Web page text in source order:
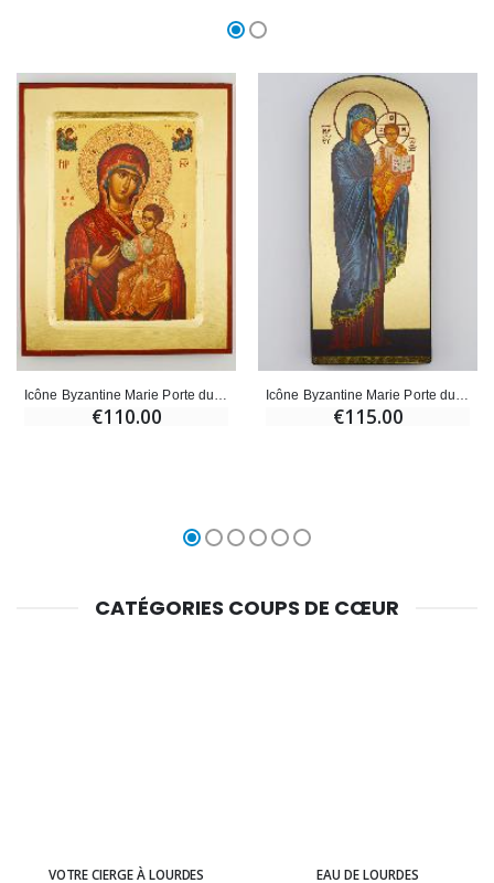
€110.00 €115.00
CATÉGORIES COUPS DE CŒUR
VOTRE CIERGE À LOURDES EAU DE LOURDES